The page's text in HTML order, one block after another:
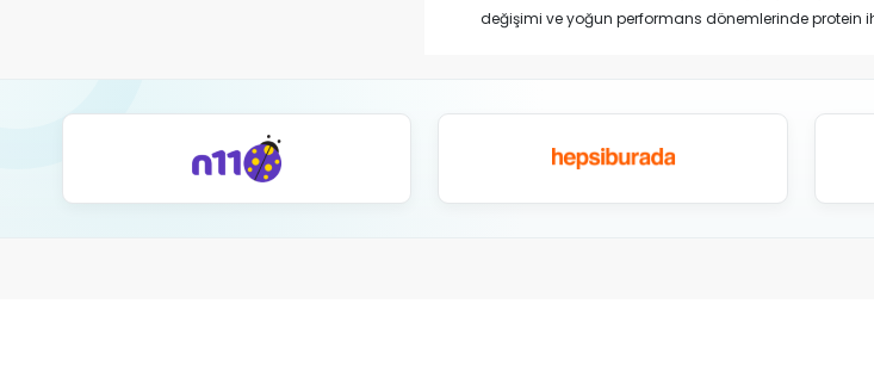
değişimi ve yoğun performans dönemlerinde protein
değerlendirilmelidir. Ürünlerin önerilen miktarlarda
Proteinler aminoasitlerden oluşur. Aminoasitler, vücutta